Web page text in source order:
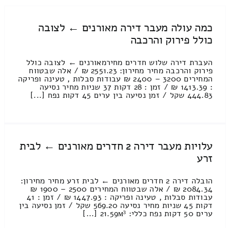
כמה עולה מעבר דירה מאורנים ← לצובה
כולל פירוק והרכבה
העברת דירה שלוש חדרים מחירמאורנים ← לצובה כולל
פירוק והרכבה מחיר מחירון: 2551.23 ₪ / אלה שבטווח
המחירים 3200 – 2400 ₪ עבודות סבלות , טעינה ופריקה
: 1413.39 ₪ / זמן : 28 דקות 37 שניות מחיר נסיעה
444.83 שקל / זמן נסיעה בין ערים 45 דקות נפח [...]
עלויות מעבר דירה 2 חדרים מאורנים ← לבית
זרע
הובלה דירה 2 חדרים מאורנים ← לבית זרע מחיר מחירון:
2084.34 ₪ / אלה שבטווח המחירים 2500 – 1900 ₪
עבודות סבלות , טעינה ופריקה : 1447.93 ₪ / זמן : 41
דקות 45 שניות מחיר נסיעה 569.20 שקל / זמן נסיעה בין
ערים 50 דקות נפח כללי: 21.59м³ [...]